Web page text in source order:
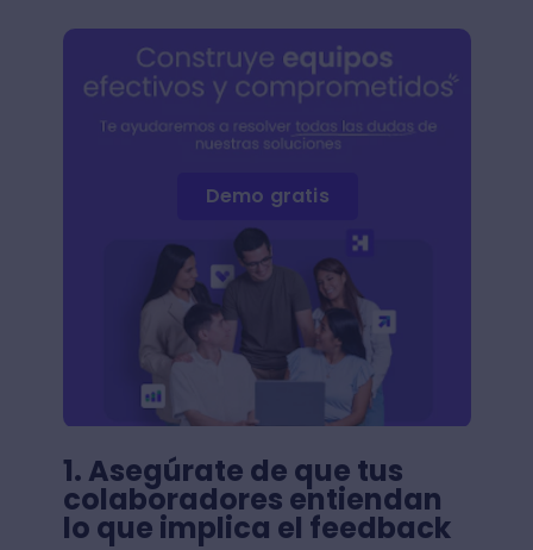
Demo gratis
1. Asegúrate de que tus
colaboradores entiendan
lo que implica el feedback